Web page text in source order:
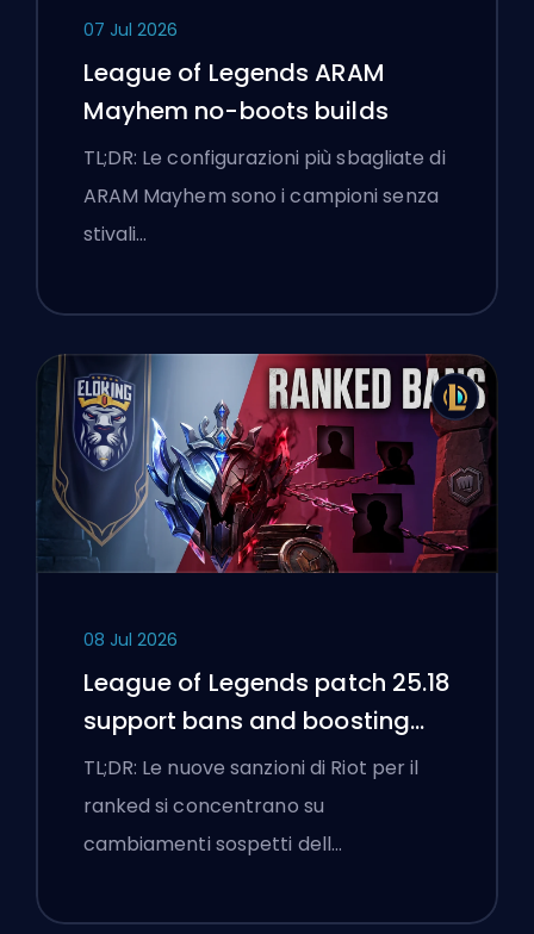
07 Jul 2026
League of Legends ARAM
Mayhem no-boots builds
TL;DR: Le configurazioni più sbagliate di
ARAM Mayhem sono i campioni senza
stivali…
08 Jul 2026
League of Legends patch 25.18
support bans and boosting
flags
TL;DR: Le nuove sanzioni di Riot per il
ranked si concentrano su
cambiamenti sospetti dell…